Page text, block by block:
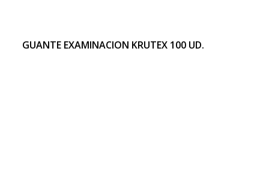
GUANTE EXAMINACION KRUTEX 100 UD.